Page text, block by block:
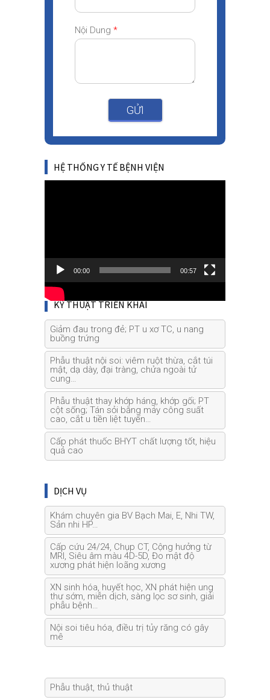
Nội Dung *
GỬI
HỆ THỐNG Y TẾ BỆNH VIỆN
00:00 00:57
KỸ THUẬT TRIỂN KHAI
Giảm đau trong đẻ; PT u xơ TC, u nang
buồng trứng
Phẫu thuật nội soi: viêm ruột thừa, cắt túi
mật, dạ dày, đại tràng, chửa ngoài tử
cung…
Phẫu thuật thay khớp háng, khớp gối; PT
cột sống; Tán sỏi bằng máy công suất
cao, cắt u tiền liệt tuyến…
Cấp phát thuốc BHYT chất lượng tốt, hiệu
quả cao
DỊCH VỤ
Khám chuyên gia BV Bạch Mai, E, Nhi TW,
Sản nhi HP…
Cấp cứu 24/24, Chụp CT, Cộng hưởng từ
MRI, Siêu âm màu 4D-5D, Đo mật độ
xương phát hiện loãng xương
XN sinh hóa, huyết học, XN phát hiện ung
thư sớm, miễn dịch, sàng lọc sơ sinh, giải
phẫu bệnh…
Nội soi tiêu hóa, điều trị tủy răng có gây
mê
Phẫu thuật, thủ thuật